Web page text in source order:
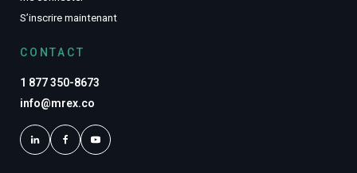
S’inscrire maintenant
CONTACT
1 877 350-8673
info@mrex.co